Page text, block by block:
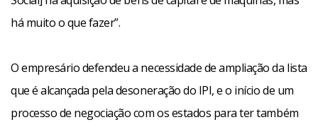
há muito o que fazer”.
O empresário defendeu a necessidade de ampliação da lista
que é alcançada pela desoneração do IPI, e o início de um
processo de negociação com os estados para ter também